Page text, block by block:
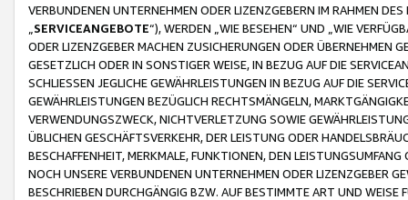
VERBUNDENEN UNTERNEHMEN ODER LIZENZGEBERN IM RAHMEN
SERVICEANGEBOTE“), WERDEN „WIE BESEHEN“ UND „WIE
ODER LIZENZGEBER MACHEN ZUSICHERUNGEN ODER ÜBERNEHMEN
GESETZLICH ODER IN SONSTIGER WEISE, IN BEZUG AUF DIE
SCHLIESSEN JEGLICHE GEWÄHRLEISTUNGEN IN BEZUG AUF DIE
GEWÄHRLEISTUNGEN BEZÜGLICH RECHTSMÄNGELN,
VERWENDUNGSZWECK, NICHTVERLETZUNG SOWIE
ÜBLICHEN GESCHÄFTSVERKEHR, DER LEISTUNG ODER
BESCHAFFENHEIT, MERKMALE, FUNKTIONEN, DEN
NOCH UNSERE VERBUNDENEN UNTERNEHMEN ODER LIZENZGEBER
BESCHRIEBEN DURCHGÄNGIG BZW. AUF BESTIMMTE ART UND